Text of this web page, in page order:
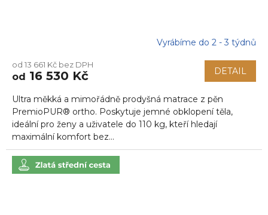
Vyrábíme do 2 - 3 týdnů
od 13 661 Kč bez DPH
od 16 530 Kč DETAIL
Ultra měkká a mimořádně prodyšná matrace z pěn
PremioPUR® ortho. Poskytuje jemné obklopení těla,
ideální pro ženy a uživatele do 110 kg, kteří hledají
maximální komfort bez...